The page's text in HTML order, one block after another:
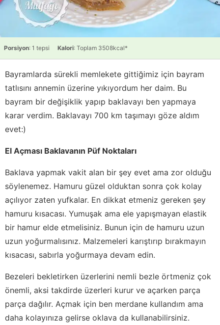
Porsiyon: 1 tepsi Kalori: Toplam 3508kcal*
Bayramlarda sürekli memlekete gittiğimiz için bayram
tatlısını annemin üzerine yıkıyordum her daim. Bu
bayram bir değişiklik yapıp baklavayı ben yapmaya
karar verdim. Baklavayı 700 km taşımayı göze aldım
evet:)
El Açması Baklavanın Püf Noktaları
Baklava yapmak vakit alan bir şey evet ama zor olduğu
söylenemez. Hamuru güzel olduktan sonra çok kolay
açılıyor zaten yufkalar. En dikkat etmeniz gereken şey
hamuru kısacası. Yumuşak ama ele yapışmayan elastik
bir hamur elde etmelisiniz. Bunun için de hamuru uzun
uzun yoğurmalısınız. Malzemeleri karıştırıp bırakmayın
kısacası, sabırla yoğurmaya devam edin.
Bezeleri bekletirken üzerlerini nemli bezle örtmeniz çok
önemli, aksi takdirde üzerleri kurur ve açarken parça
parça dağılır. Açmak için ben merdane kullandım ama
daha kolayınıza gelirse oklava da kullanabilirsiniz.